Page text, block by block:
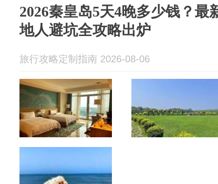
2026秦皇岛5天4晚多少钱？最
地人避坑全攻略出炉
旅行攻略定制指南 2026-08-06